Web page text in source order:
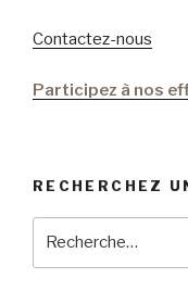
Contactez-nous
Participez à nos
RECHERCHEZ